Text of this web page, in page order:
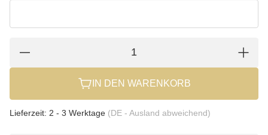
IN DEN WARENKORB
Lieferzeit: 2 - 3 Werktage (DE - Ausland abweichend)